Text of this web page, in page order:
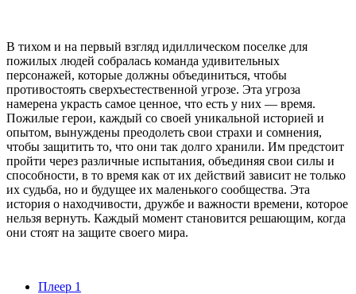
В тихом и на первый взгляд идиллическом поселке для
пожилых людей собралась команда удивительных
персонажей, которые должны объединиться, чтобы
противостоять сверхъестественной угрозе. Эта угроза
намерена украсть самое ценное, что есть у них — время.
Пожилые герои, каждый со своей уникальной историей и
опытом, вынуждены преодолеть свои страхи и сомнения,
чтобы защитить то, что они так долго хранили. Им предстоит
пройти через различные испытания, объединяя свои силы и
способности, в то время как от их действий зависит не только
их судьба, но и будущее их маленького сообщества. Эта
история о находчивости, дружбе и важности времени, которое
нельзя вернуть. Каждый момент становится решающим, когда
они стоят на защите своего мира.
Плеер 1